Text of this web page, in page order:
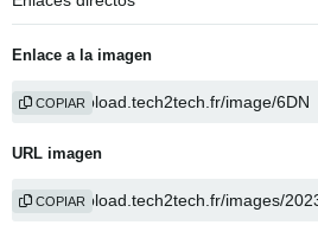
Enlace a la imagen
COPIAR
URL imagen
COPIAR